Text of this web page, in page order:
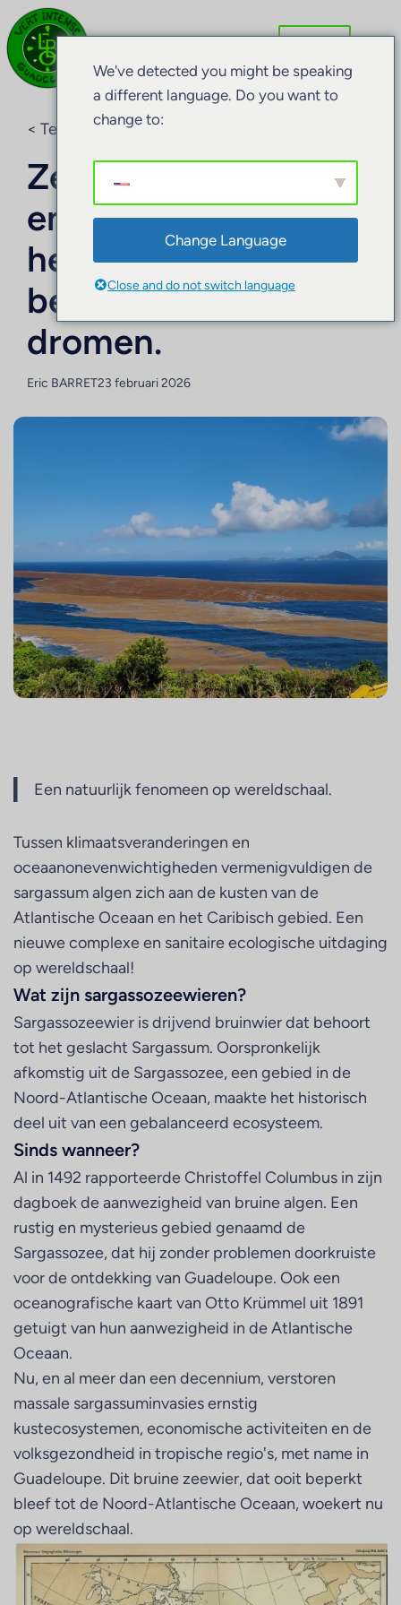
< Terug naar de blog
Zeewier in de wereld
en op Guadeloupe:
het fenomeen
begrijpen en blijven
dromen.
Eric BARRET23 februari 2026
Een natuurlijk fenomeen op wereldschaal.
Tussen klimaatsveranderingen en
oceaanonevenwichtigheden vermenigvuldigen de
sargassum algen zich aan de kusten van de
Atlantische Oceaan en het Caribisch gebied. Een
nieuwe complexe en sanitaire ecologische uitdaging
op wereldschaal!
Wat zijn sargassozeewieren?
Sargassozeewier is drijvend bruinwier dat behoort
tot het geslacht Sargassum. Oorspronkelijk
afkomstig uit de Sargassozee, een gebied in de
Noord-Atlantische Oceaan, maakte het historisch
deel uit van een gebalanceerd ecosysteem.
Sinds wanneer?
Al in 1492 rapporteerde Christoffel Columbus in zijn
dagboek de aanwezigheid van bruine algen. Een
rustig en mysterieus gebied genaamd de
Sargassozee, dat hij zonder problemen doorkruiste
voor de ontdekking van Guadeloupe. Ook een
oceanografische kaart van Otto Krümmel uit 1891
getuigt van hun aanwezigheid in de Atlantische
Oceaan.
Nu, en al meer dan een decennium, verstoren
massale sargassuminvasies ernstig
kustecosystemen, economische activiteiten en de
volksgezondheid in tropische regio's, met name in
Guadeloupe. Dit bruine zeewier, dat ooit beperkt
bleef tot de Noord-Atlantische Oceaan, woekert nu
op wereldschaal.
We've detected you might be speaking
a different language. Do you want to
change to:
Change Language
Close and do not switch language